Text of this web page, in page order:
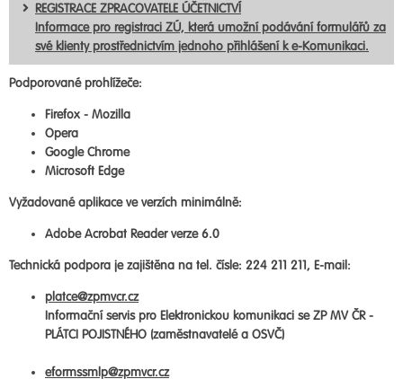
REGISTRACE ZPRACOVATELE ÚČETNICTVÍ
Informace pro registraci ZÚ, která umožní podávání formulářů za
své klienty prostřednictvím jednoho přihlášení k e-Komunikaci.
Podporované prohlížeče:
Firefox - Mozilla
Opera
Google Chrome
Microsoft Edge
Vyžadované aplikace ve verzích minimálně:
Adobe Acrobat Reader verze 6.0
Technická podpora je zajištěna na tel. čísle: 224 211 211, E-mail:
platce@zpmvcr.cz
Informační servis pro Elektronickou komunikaci se ZP MV ČR -
PLÁTCI POJISTNÉHO (zaměstnavatelé a OSVČ)
eformssmlp@zpmvcr.cz